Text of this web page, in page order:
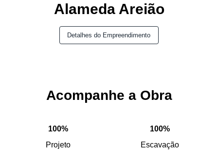
Alameda Areião
Detalhes do Empreendimento
Acompanhe a Obra
100%
Projeto
100%
Escavação